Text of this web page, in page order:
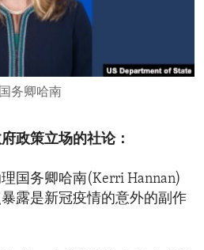
务卿哈南
政策立场的社论：
国务卿哈南(Kerri Hannan)
露是新冠疫情的意外的副作